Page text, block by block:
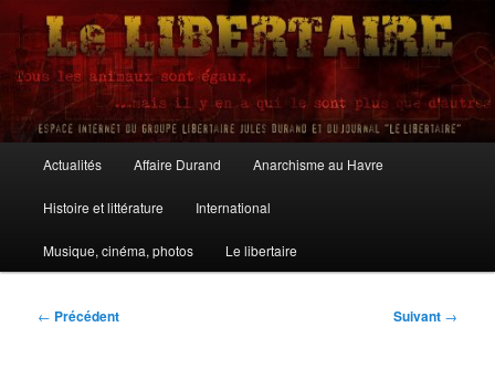
Aller
contenu
principalLe Libertaire
principal
Actualités Affaire Durand Anarchisme au Havre
Histoire et littérature International
Musique, cinéma, photos Le libertaire
Navigation
← Précédent Suivant →